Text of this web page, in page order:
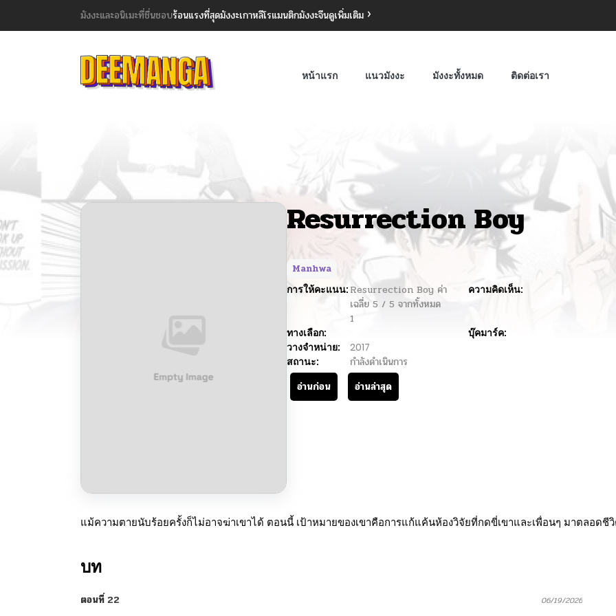
มังงะและอนิเมะที่ชื่นชอบร้อนแรงที่สุดมังงะเกาหลีโรแมนติกมังงะจีนดูเพิ่มเติม
หน้าแรก แนวมังงะ มังงะทั้งหมด ติดต่อเรา
Resurrection Boy
Manhwa
การให้คะแนน: Resurrection Boy ค่า
เฉลี่ย 5 / 5 จากทั้งหมด
1
ความคิดเห็น:
ทางเลือก:
บุ๊คมาร์ค:
วางจำหน่าย:
2017
สถานะ:
กำลังดำเนินการ
อ่านก่อน
อ่านล่าสุด
แม้ความตายนับร้อยครั้งก็ไม่อาจฆ่าเขาได้ ตอนนี้ เป้าหมายของเขาคือการแก้แค้นห้องวิจัยที่กดขี่เขาและเพื่อนๆ มาตลอดชี
บท
ตอนที่ 22 06/19/2026